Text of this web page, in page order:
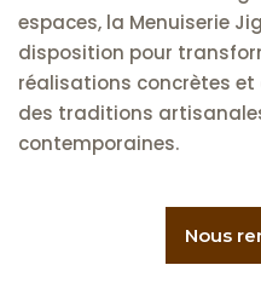
espaces, la Menuiserie
disposition pour
réalisations concrètes
des traditions
contemporaines.
Nous